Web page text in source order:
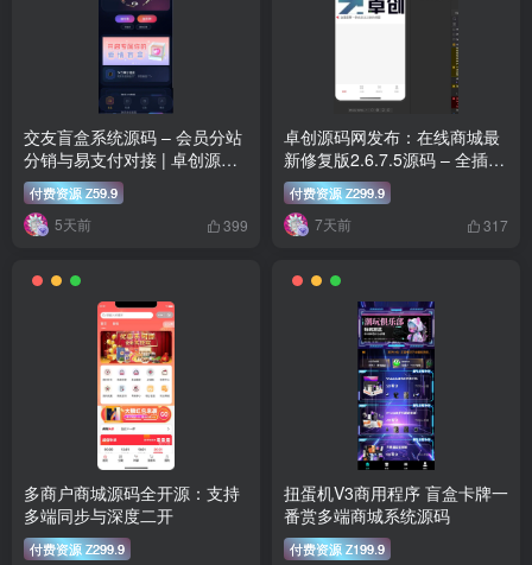
交友盲盒系统源码 – 会员分站
分销与易支付对接 | 卓创源码
网付费资源 Z59.9
5天前 399
卓创源码网发布：在线商城最
新修复版2.6.7.5源码 – 全插件
修复多端覆盖商城系统｜分销
拼团秒杀营销一体化解决方案
付费资源 Z299.9
7天前 317
多商户商城源码全开源：支持
多端同步与深度二开
付费资源 Z299.9
扭蛋机V3商用程序 盲盒卡牌一
番赏多端商城系统源码
付费资源 Z199.9